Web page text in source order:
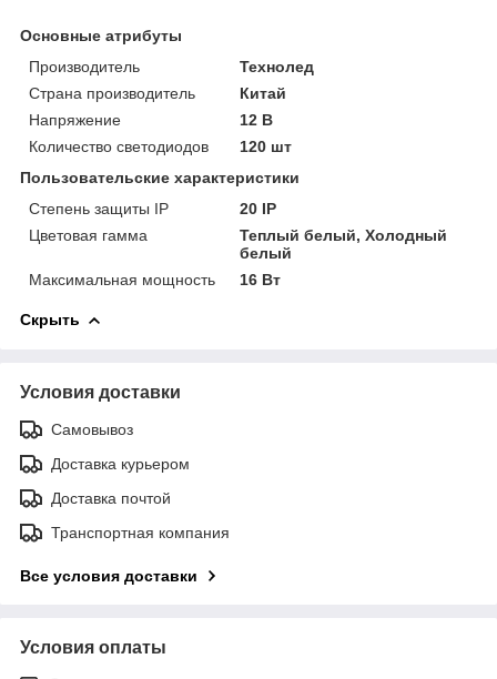
Основные атрибуты
Производитель
Технолед
Страна производитель
Китай
Напряжение
12 В
Количество светодиодов
120 шт
Пользовательские характеристики
Степень защиты IP
20 IP
Цветовая гамма
Теплый белый, Холодный
белый
Максимальная мощность
16 Вт
Скрыть
Условия доставки
Самовывоз
Доставка курьером
Доставка почтой
Транспортная компания
Все условия доставки
Условия оплаты